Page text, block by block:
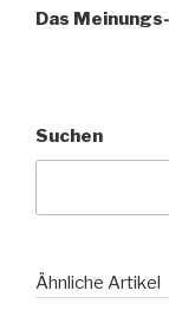
Beitrag
Das
Suchen
Ähnliche Artikel